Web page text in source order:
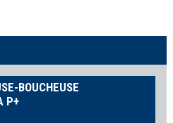
BOUCHEUSE
P+